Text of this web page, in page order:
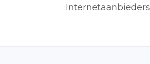
Internetaanbieders